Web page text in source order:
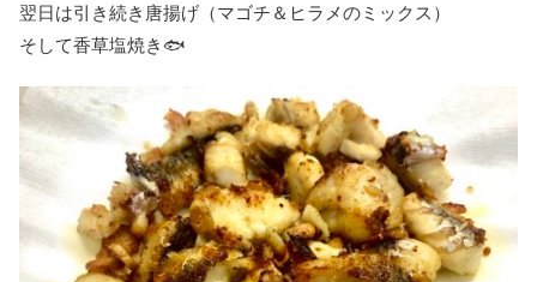
翌日は引き続き唐揚げ（マゴチ＆ヒラメのミックス）
そして香草塩焼き🐟